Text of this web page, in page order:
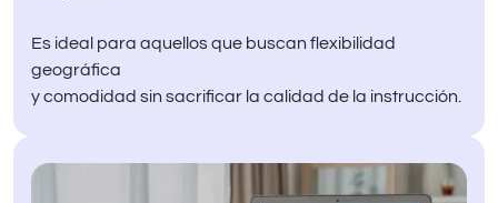
Es ideal para aquellos que buscan flexibilidad
geográfica
y comodidad sin sacrificar la calidad de la instrucción.